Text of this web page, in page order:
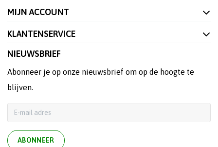
MIJN ACCOUNT
KLANTENSERVICE
NIEUWSBRIEF
Abonneer je op onze nieuwsbrief om op de hoogte te
blijven.
ABONNEER